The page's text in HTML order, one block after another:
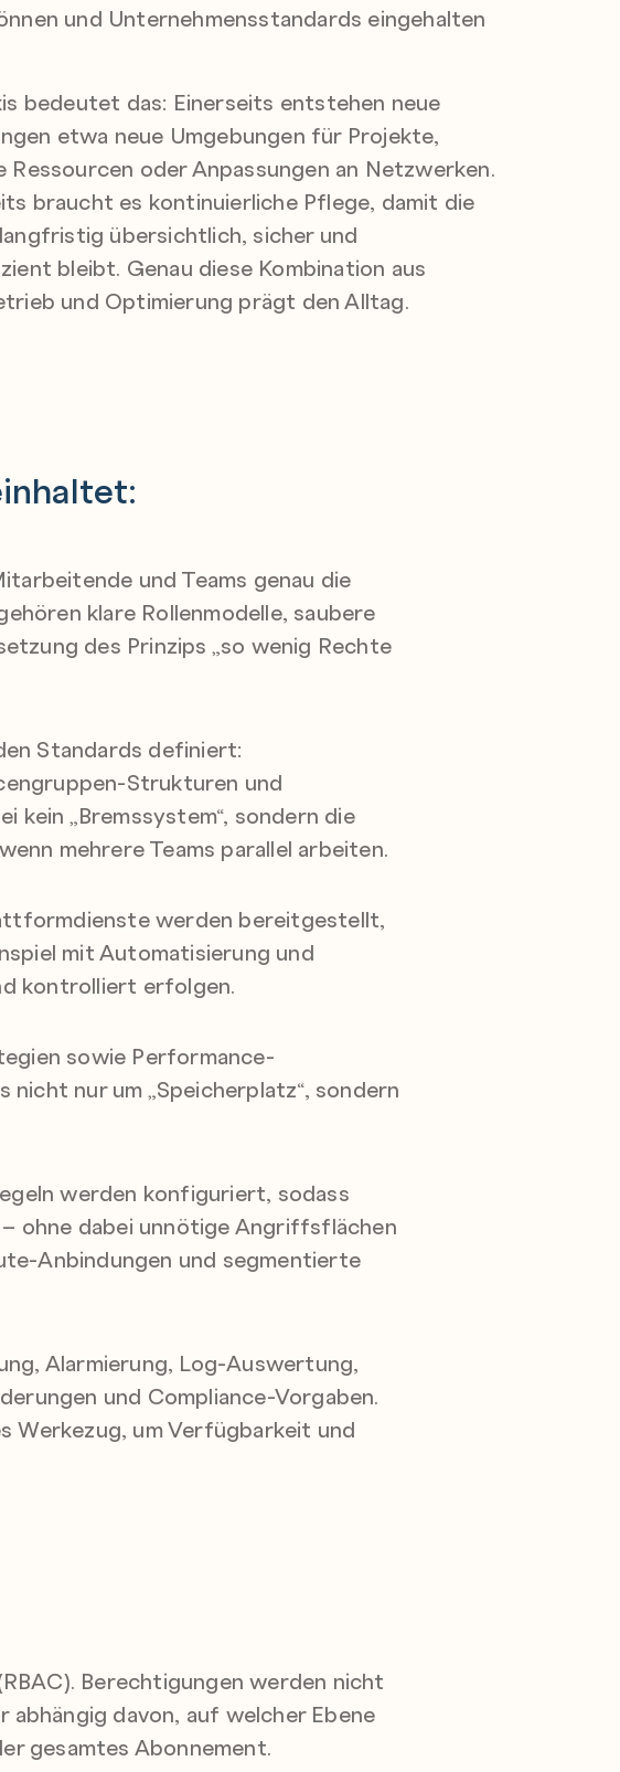
und Unternehmensstandards eingehalten
bedeutet das: Einerseits entstehen neue
etwa neue Umgebungen für Projekte,
Ressourcen oder Anpassungen an Netzwerken.
braucht es kontinuierliche Pflege, damit die
übersichtlich, sicher und
bleibt. Genau diese Kombination aus
und Optimierung prägt den Alltag.
und Teams genau die
klare Rollenmodelle, saubere
des Prinzips „so wenig Rechte
Standards definiert:
Strukturen und
„Bremssystem“, sondern die
mehrere Teams parallel arbeiten.
werden bereitgestellt,
mit Automatisierung und
kontrolliert erfolgen.
sowie Performance-
nur um „Speicherplatz“, sondern
werden konfiguriert, sodass
ohne dabei unnötige Angriffsflächen
Anbindungen und segmentierte
Alarmierung, Log-Auswertung,
und Compliance-Vorgaben.
Werkezug, um Verfügbarkeit und
Berechtigungen werden nicht
davon, auf welcher Ebene
gesamtes Abonnement.